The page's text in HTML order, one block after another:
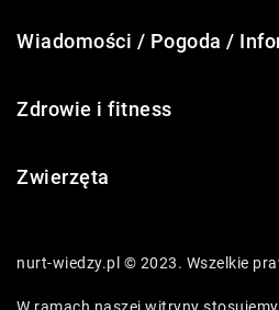
Wiadomości / Pogoda /
Zdrowie i fitness
Zwierzęta
nurt-wiedzy.pl © 2023. Wszelkie